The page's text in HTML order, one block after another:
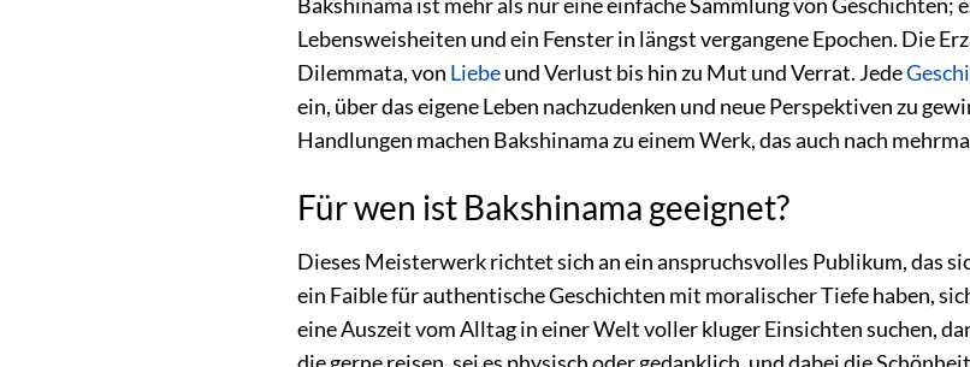
Bakshinama ist mehr als nur eine einfache Sammlung von
Lebensweisheiten und ein Fenster in längst vergangene Epochen. Die
Dilemmata, von Liebeund Verlust bis hin zu Mut und Verrat. Jede
ein, über das eigene Leben nachzudenken und neue Perspektiven zu
Handlungen machen Bakshinama zu einem Werk, das auch nach
Für wen ist Bakshinama geeignet?
Dieses Meisterwerk richtet sich an ein anspruchsvolles Publikum, das
ein Faible für authentische Geschichten mit moralischer Tiefe haben,
eine Auszeit vom Alltag in einer Welt voller kluger Einsichten suchen,